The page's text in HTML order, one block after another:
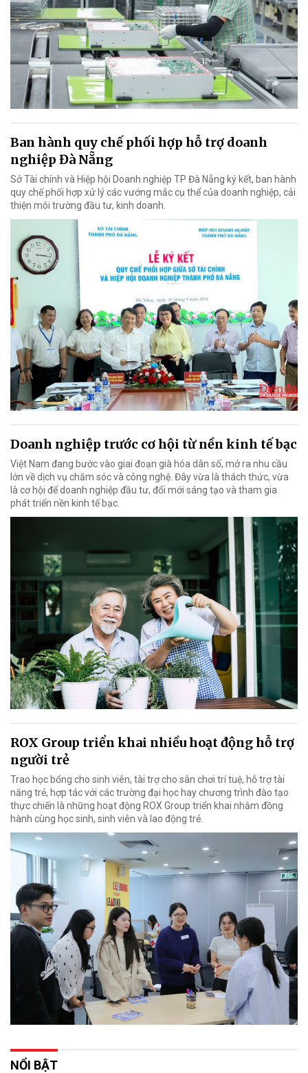
Ban hành quy chế phối hợp hỗ trợ doanh
nghiệp Đà Nẵng
Sở Tài chính và Hiệp hội Doanh nghiệp TP Đà Nẵng ký kết, ban hành
quy chế phối hợp xử lý các vướng mắc cụ thể của doanh nghiệp, cải
thiện môi trường đầu tư, kinh doanh.
Doanh nghiệp trước cơ hội từ nền kinh tế bạc
Việt Nam đang bước vào giai đoạn già hóa dân số, mở ra nhu cầu
lớn về dịch vụ chăm sóc và công nghệ. Đây vừa là thách thức, vừa
là cơ hội để doanh nghiệp đầu tư, đổi mới sáng tạo và tham gia
phát triển nền kinh tế bạc.
ROX Group triển khai nhiều hoạt động hỗ trợ
người trẻ
Trao học bổng cho sinh viên, tài trợ cho sân chơi trí tuệ, hỗ trợ tài
năng trẻ, hợp tác với các trường đại học hay chương trình đào tạo
thực chiến là những hoạt động ROX Group triển khai nhằm đồng
hành cùng học sinh, sinh viên và lao động trẻ.
NỔI BẬT